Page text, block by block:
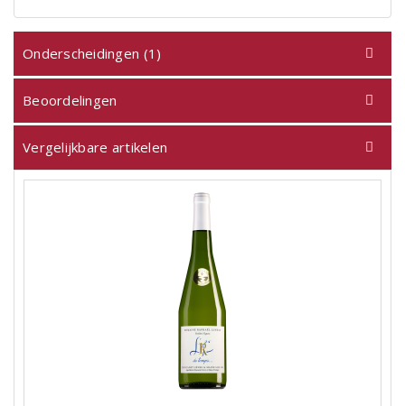
Onderscheidingen (1)
Beoordelingen
Vergelijkbare artikelen